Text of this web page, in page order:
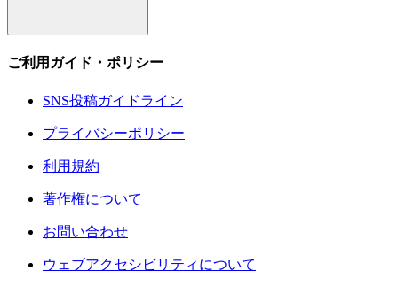
ご利用ガイド・ポリシー
SNS投稿ガイドライン
プライバシーポリシー
利用規約
著作権について
お問い合わせ
ウェブアクセシビリティについて